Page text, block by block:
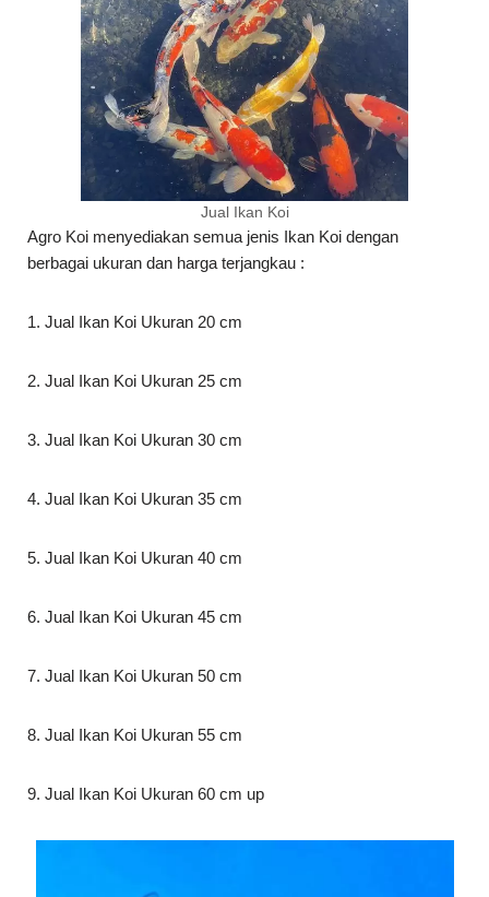
Jual Ikan Koi
Agro Koi menyediakan semua jenis Ikan Koi dengan
berbagai ukuran dan harga terjangkau :
1. Jual Ikan Koi Ukuran 20 cm
2. Jual Ikan Koi Ukuran 25 cm
3. Jual Ikan Koi Ukuran 30 cm
4. Jual Ikan Koi Ukuran 35 cm
5. Jual Ikan Koi Ukuran 40 cm
6. Jual Ikan Koi Ukuran 45 cm
7. Jual Ikan Koi Ukuran 50 cm
8. Jual Ikan Koi Ukuran 55 cm
9. Jual Ikan Koi Ukuran 60 cm up